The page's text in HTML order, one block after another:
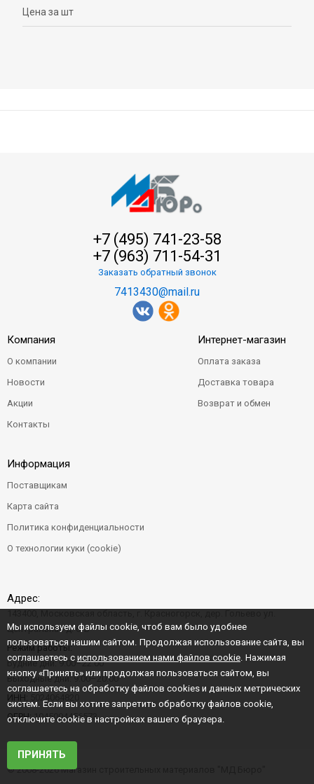
Цена за шт
+7 (495) 741-23-58
+7 (963) 711-54-31
Заказать обратный звонок
7413430@mail.ru
Компания
О компании
Новости
Акции
Контакты
Интернет-магазин
Оплата заказа
Доставка товара
Возврат и обмен
Информация
Поставщикам
Карта сайта
Политика конфиденциальности
О технологии куки (cookie)
Адрес:
Центральная д. 6"Б"
Режим работы:
Будние дни: 9:00–22:00
Выходные дни: 9:00–20:00
ИНН:
ОГРН:1045004456573
© 2008-2026 Магазин строительных материалов "МД Бюро"
Мы используем файлы cookie, чтоб вам было удобнее
пользоваться нашим сайтом. Продолжая использование сайта, вы
соглашаетесь с использованием нами файлов cookie . Нажимая
кнопку «Принять» или продолжая пользоваться сайтом, вы
соглашаетесь на обработку файлов cookies и данных метрических
систем. Если вы хотите запретить обработку файлов cookie,
отключите cookie в настройках вашего браузера.
ПРИНЯТЬ